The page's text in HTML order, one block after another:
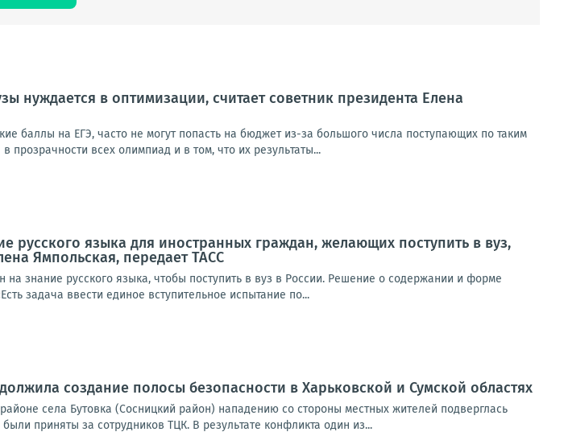
нуждается в оптимизации, считает советник президента Елена
баллы на ЕГЭ, часто не могут попасть на бюджет из-за большого числа поступающих по таким
прозрачности всех олимпиад и в том, что их результаты...
русского языка для иностранных граждан, желающих поступить в вуз,
Ямпольская, передает ТАСС
знание русского языка, чтобы поступить в вуз в России. Решение о содержании и форме
задача ввести единое вступительное испытание по...
создание полосы безопасности в Харьковской и Сумской областях
села Бутовка (Сосницкий район) нападению со стороны местных жителей подверглась
приняты за сотрудников ТЦК. В результате конфликта один из...